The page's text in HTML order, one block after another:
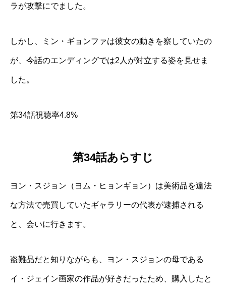
ラが攻撃にでました。
しかし、ミン・ギョンファは彼女の動きを察していたの
が、今話のエンディングでは2人が対立する姿を見せま
した。
第34話視聴率4.8%
第34話あらすじ
ヨン・スジョン（ヨム・ヒョンギョン）は美術品を違法
な方法で売買していたギャラリーの代表が逮捕される
と、会いに行きます。
盗難品だと知りながらも、ヨン・スジョンの母である
イ・ジェイン画家の作品が好きだったため、購入したと